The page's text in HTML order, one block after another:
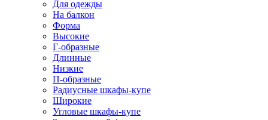
Для одежды
На балкон
Форма
Высокие
Г-образные
Длинные
Низкие
П-образные
Радиусные шкафы-купе
Широкие
Угловые шкафы-купе